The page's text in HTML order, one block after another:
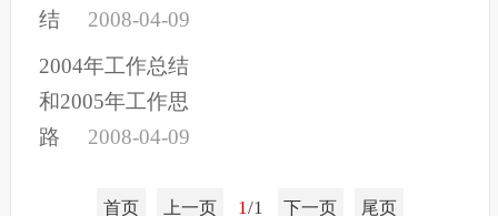
结
2008-04-09
2004年工作总结
和2005年工作思
路
2008-04-09
首页 上一页 1/1 下一页 尾页